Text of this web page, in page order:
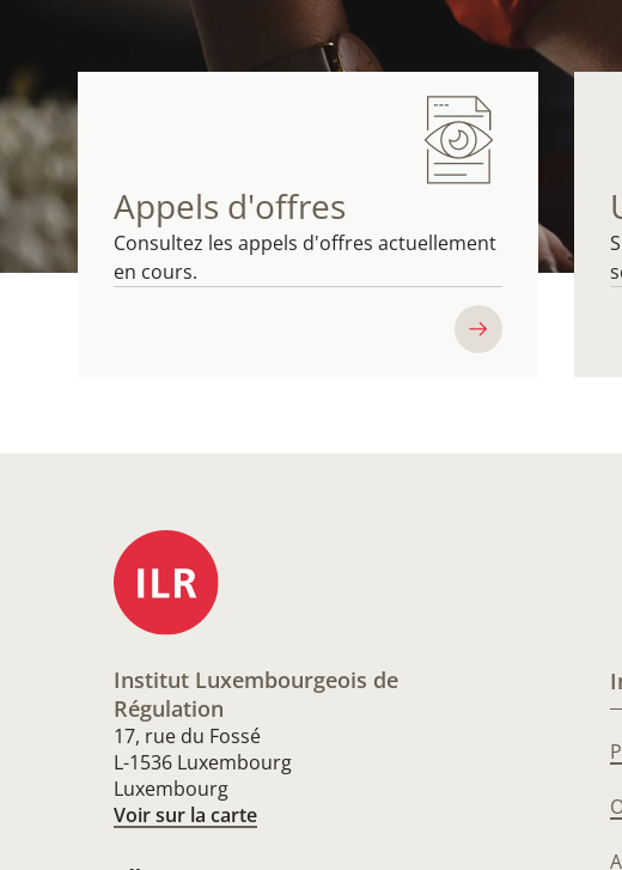
Appels d'offres
Consultez les appels d'offres actuellement
en cours.
Institut Luxembourgeois de
Régulation
17, rue du Fossé
L-1536 Luxembourg
Luxembourg
Voir sur la carte